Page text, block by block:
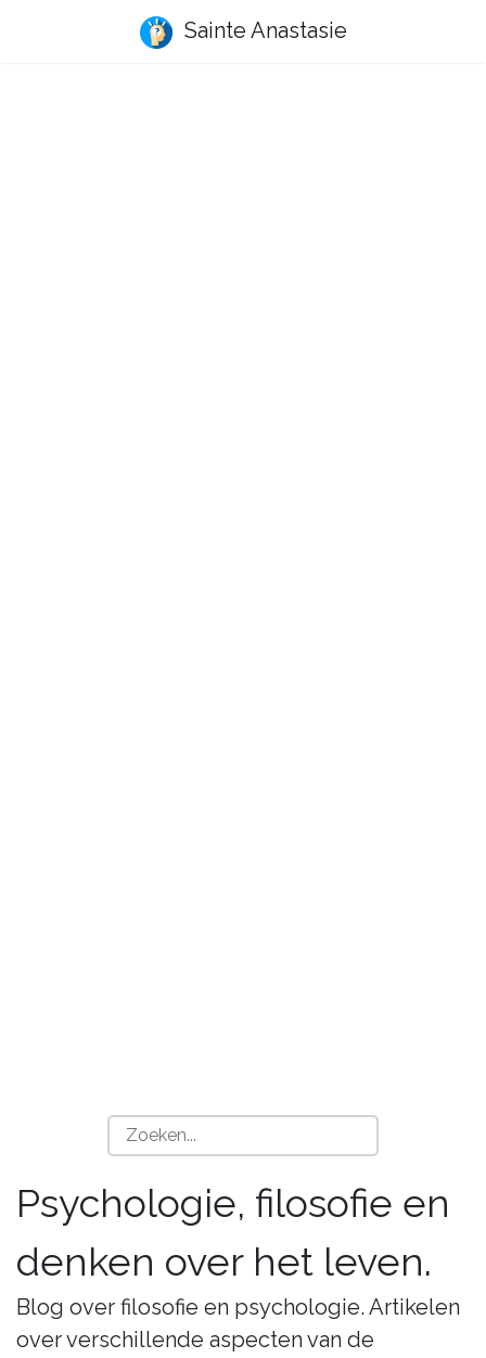
Sainte Anastasie
Psychologie, filosofie en
denken over het leven.
Blog over filosofie en psychologie. Artikelen
over verschillende aspecten van de